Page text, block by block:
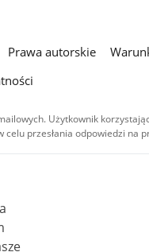
Prawa autorskie
Użytkownik
przesłania odpowiedzi na
audiowizualnych), są
- na tych samych
zdjęcia, materiały audio i wideo,
użycie niekomercyjne -
stwierdzone inaczej.